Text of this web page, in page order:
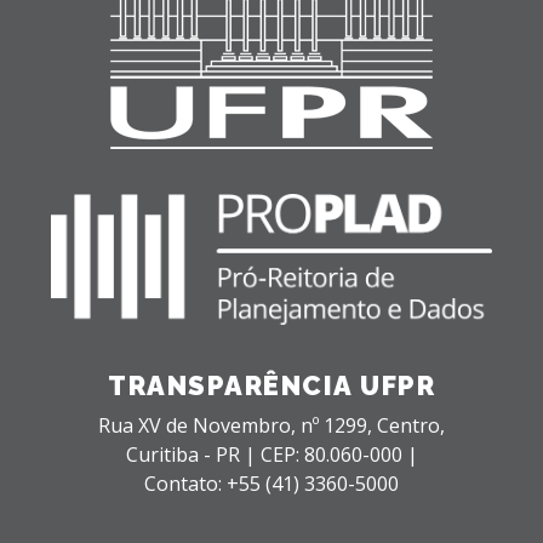
TRANSPARÊNCIA UFPR
Rua XV de Novembro, nº 1299, Centro,
Curitiba - PR | CEP: 80.060-000 |
Contato: +55 (41) 3360-5000